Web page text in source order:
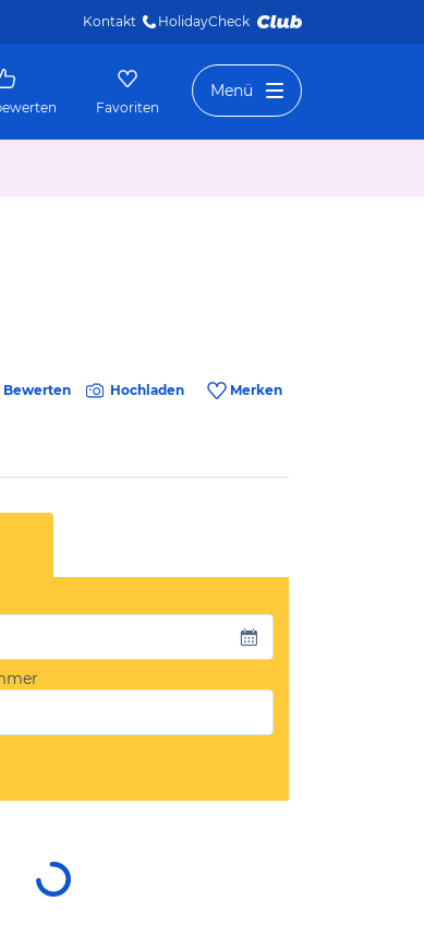
Kontakt HolidayCheck
Favoriten
Menü
Bewerten Hochladen Merken